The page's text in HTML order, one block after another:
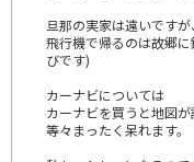
旦那の実家は遠いですが
飛行機で帰るのは故郷
びです)
カーナビについては
カーナビを買うと地図
等々まったく呆れます。